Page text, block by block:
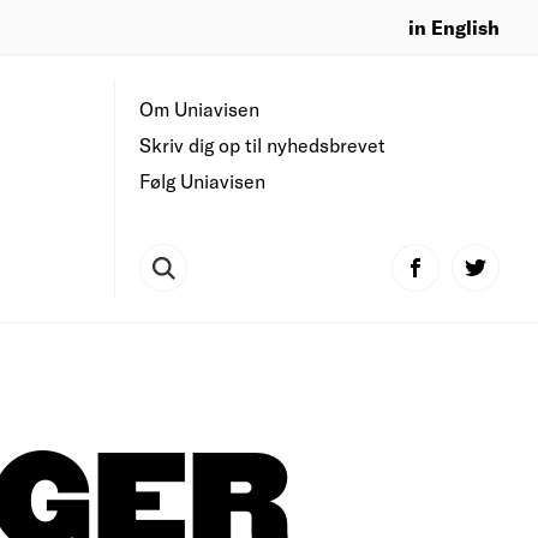
in English
Om Uniavisen
Skriv dig op til nyhedsbrevet
Følg Uniavisen